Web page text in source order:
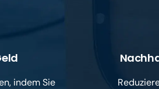
indem Sie